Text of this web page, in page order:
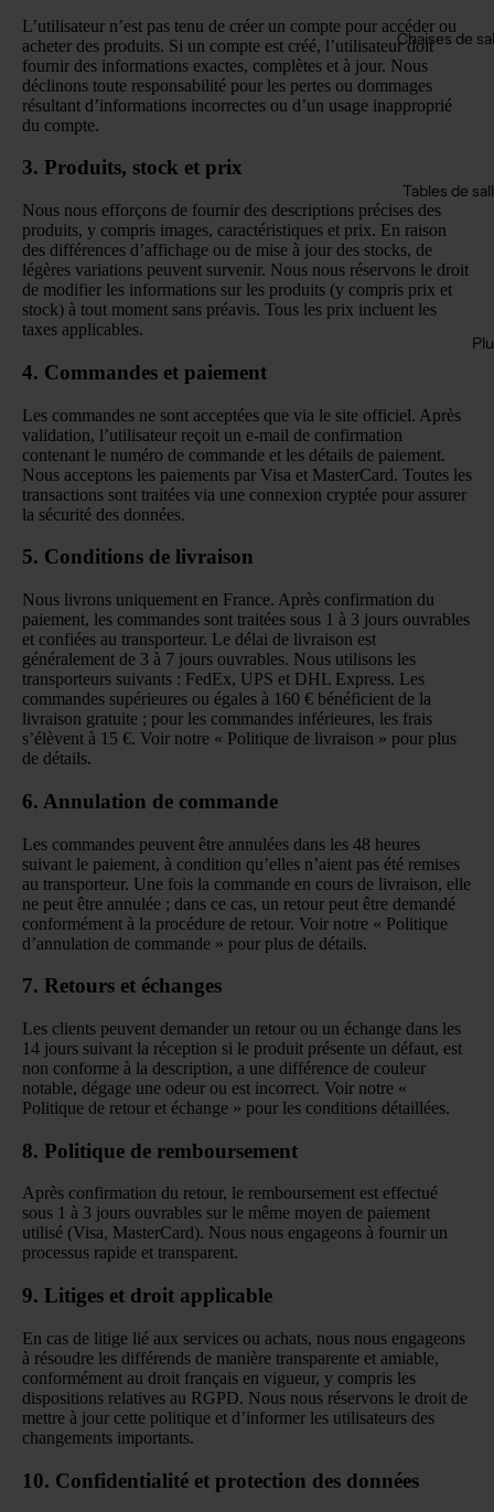
Chaises de
Tables de
L’utilisateur n’est pas tenu de créer un compte pour accéder ou
acheter des produits. Si un compte est créé, l’utilisateur doit
fournir des informations exactes, complètes et à jour. Nous
déclinons toute responsabilité pour les pertes ou dommages
résultant d’informations incorrectes ou d’un usage inapproprié
du compte.
3. Produits, stock et prix
Nous nous efforçons de fournir des descriptions précises des
produits, y compris images, caractéristiques et prix. En raison
des différences d’affichage ou de mise à jour des stocks, de
légères variations peuvent survenir. Nous nous réservons le droit
de modifier les informations sur les produits (y compris prix et
stock) à tout moment sans préavis. Tous les prix incluent les
taxes applicables.
4. Commandes et paiement
Les commandes ne sont acceptées que via le site officiel. Après
validation, l’utilisateur reçoit un e-mail de confirmation
contenant le numéro de commande et les détails de paiement.
Nous acceptons les paiements par Visa et MasterCard. Toutes les
transactions sont traitées via une connexion cryptée pour assurer
la sécurité des données.
5. Conditions de livraison
Nous livrons uniquement en France. Après confirmation du
paiement, les commandes sont traitées sous 1 à 3 jours ouvrables
et confiées au transporteur. Le délai de livraison est
généralement de 3 à 7 jours ouvrables. Nous utilisons les
transporteurs suivants : FedEx, UPS et DHL Express. Les
commandes supérieures ou égales à 160 € bénéficient de la
livraison gratuite ; pour les commandes inférieures, les frais
s’élèvent à 15 €. Voir notre « Politique de livraison » pour plus
de détails.
6. Annulation de commande
Les commandes peuvent être annulées dans les 48 heures
suivant le paiement, à condition qu’elles n’aient pas été remises
au transporteur. Une fois la commande en cours de livraison, elle
ne peut être annulée ; dans ce cas, un retour peut être demandé
conformément à la procédure de retour. Voir notre « Politique
d’annulation de commande » pour plus de détails.
7. Retours et échanges
Les clients peuvent demander un retour ou un échange dans les
14 jours suivant la réception si le produit présente un défaut, est
non conforme à la description, a une différence de couleur
notable, dégage une odeur ou est incorrect. Voir notre «
Politique de retour et échange » pour les conditions détaillées.
8. Politique de remboursement
Après confirmation du retour, le remboursement est effectué
sous 1 à 3 jours ouvrables sur le même moyen de paiement
utilisé (Visa, MasterCard). Nous nous engageons à fournir un
processus rapide et transparent.
9. Litiges et droit applicable
En cas de litige lié aux services ou achats, nous nous engageons
à résoudre les différends de manière transparente et amiable,
conformément au droit français en vigueur, y compris les
dispositions relatives au RGPD. Nous nous réservons le droit de
mettre à jour cette politique et d’informer les utilisateurs des
changements importants.
10. Confidentialité et protection des données